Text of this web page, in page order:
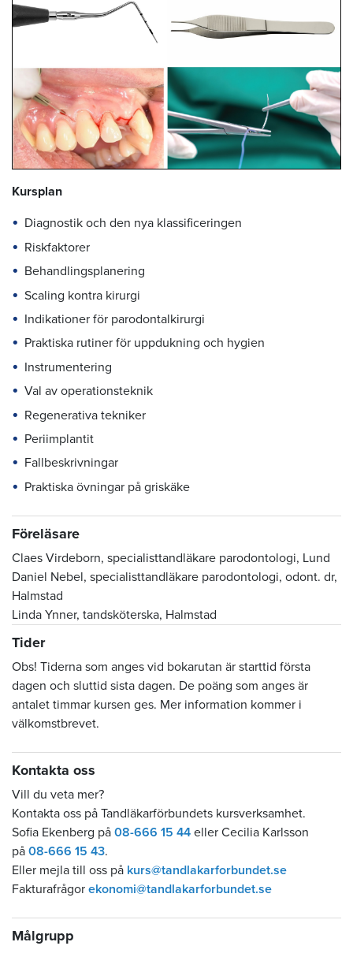
Kursplan
Diagnostik och den nya klassificeringen
Riskfaktorer
Behandlingsplanering
Scaling kontra kirurgi
Indikationer för parodontalkirurgi
Praktiska rutiner för uppdukning och hygien
Instrumentering
Val av operationsteknik
Regenerativa tekniker
Periimplantit
Fallbeskrivningar
Praktiska övningar på griskäke
Föreläsare
Claes Virdeborn, specialisttandläkare parodontologi, Lund
Daniel Nebel, specialisttandläkare parodontologi, odont. dr,
Halmstad
Linda Ynner, tandsköterska, Halmstad
Tider
Obs! Tiderna som anges vid bokarutan är starttid första
dagen och sluttid sista dagen. De poäng som anges är
antalet timmar kursen ges. Mer information kommer i
välkomstbrevet.
Kontakta oss
Vill du veta mer?
Kontakta oss på Tandläkarförbundets kursverksamhet.
Sofia Ekenberg på 08-666 15 44 eller Cecilia Karlsson
på 08-666 15 43.
Eller mejla till oss på kurs@tandlakarforbundet.se
Fakturafrågor ekonomi@tandlakarforbundet.se
Målgrupp